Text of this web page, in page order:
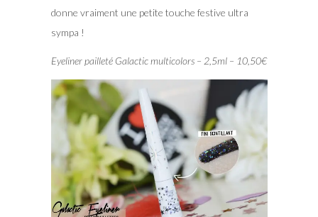
donne vraiment une petite touche festive ultra
sympa !
Eyeliner pailleté Galactic multicolors – 2,5ml – 10,50€